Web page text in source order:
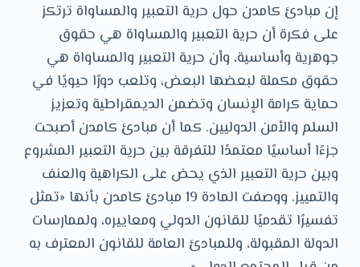
إن مبادئ كامدن حول حرية التعبير والمساواة ترتكز
على فكرة أن حرية التعبير والمساواة هي حقوق
جوهرية وأساسية، وأن حرية التعبير والمساواة هي
حقوق مكملة لبعضها البعض، وتلعب دورًا حيويًا في
حماية كرامة الإنسان وتضمن الديمقراطية وتعزيز
السلم والأمن الدوليين. كما أن مبادئ كامدن أصبحت
جزءًا أساسيًا معتمدًا للتفرقة بين حرية التعبير المشروع
وبين حرية التعبير الذي يحض على الكراهية والعنف
والتمييز. ووصفت المادة 19 مبادئ كامدن بأنها «تمثل
تفسيرًا تقدميًا للقانون الدولي ومعاييره، ولممارسات
الدولة المقبولة، وللمبادئ العامة للقانون المعترف به